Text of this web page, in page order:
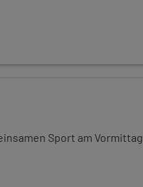
Sport am Vormittag